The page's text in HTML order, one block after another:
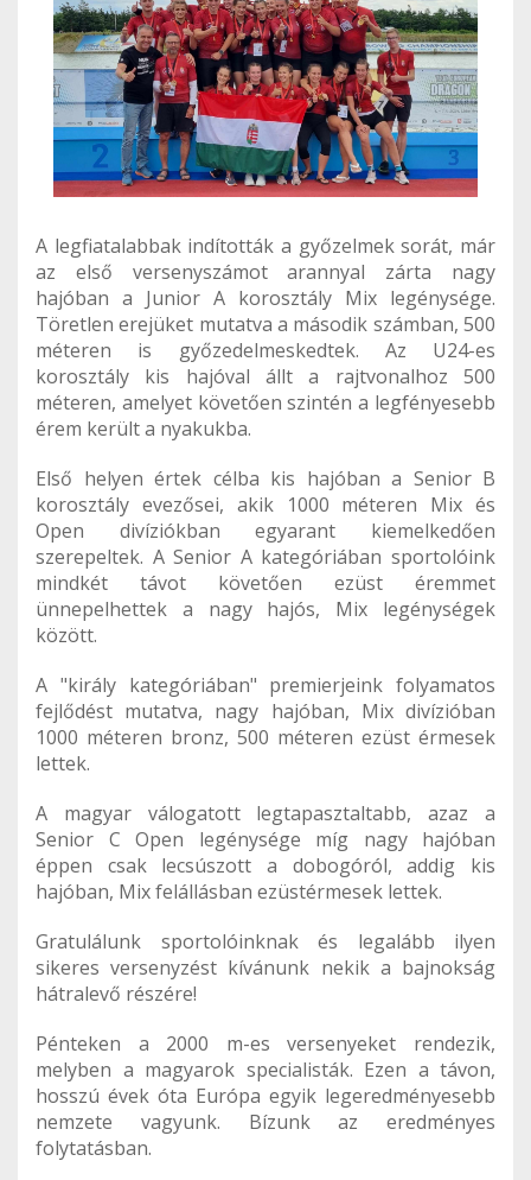
A legfiatalabbak indították a győzelmek sorát, már
az első versenyszámot arannyal zárta nagy
hajóban a Junior A korosztály Mix legénysége.
Töretlen erejüket mutatva a második számban, 500
méteren is győzedelmeskedtek. Az U24-es
korosztály kis hajóval állt a rajtvonalhoz 500
méteren, amelyet követően szintén a legfényesebb
érem került a nyakukba.
Első helyen értek célba kis hajóban a Senior B
korosztály evezősei, akik 1000 méteren Mix és
Open divíziókban egyarant kiemelkedően
szerepeltek. A Senior A kategóriában sportolóink
mindkét távot követően ezüst éremmet
ünnepelhettek a nagy hajós, Mix legénységek
között.
A "király kategóriában" premierjeink folyamatos
fejlődést mutatva, nagy hajóban, Mix divízióban
1000 méteren bronz, 500 méteren ezüst érmesek
lettek.
A magyar válogatott legtapasztaltabb, azaz a
Senior C Open legénysége míg nagy hajóban
éppen csak lecsúszott a dobogóról, addig kis
hajóban, Mix felállásban ezüstérmesek lettek.
Gratulálunk sportolóinknak és legalább ilyen
sikeres versenyzést kívánunk nekik a bajnokság
hátralevő részére!
Pénteken a 2000 m-es versenyeket rendezik,
melyben a magyarok specialisták. Ezen a távon,
hosszú évek óta Európa egyik legeredményesebb
nemzete vagyunk. Bízunk az eredményes
folytatásban.